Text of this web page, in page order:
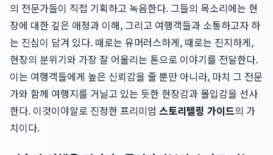
의 전문가들이 직접 기획하고 녹음한다. 그들의 목소리에는 현
장에 대한 깊은 애정과 이해, 그리고 여행객들과 소통하고자 하
는 진심이 담겨 있다. 때로는 유머러스하게, 때로는 진지하게,
현장의 분위기와 가장 잘 어울리는 톤으로 이야기를 전달한다.
이는 여행객들에게 높은 신뢰감을 줄 뿐만 아니라, 마치 그 전문
가와 함께 여행지를 거닐고 있는 듯한 현장감과 몰입감을 선사
한다. 이것이야말로 진정한 프리미엄 스토리텔링 가이드의 가
치이다.